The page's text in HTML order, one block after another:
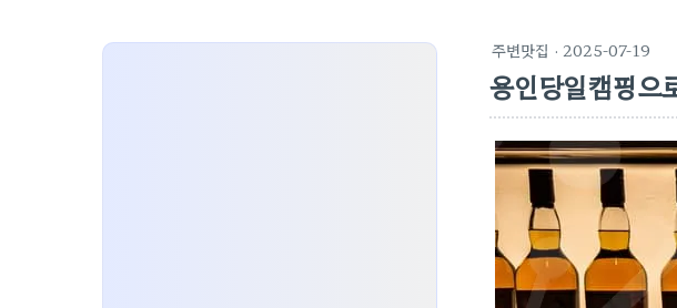
주변맛집 · 2025-07-19
용인당일캠핑으